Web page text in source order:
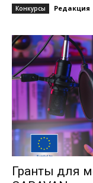
Конкурсы Редакция
Гранты для